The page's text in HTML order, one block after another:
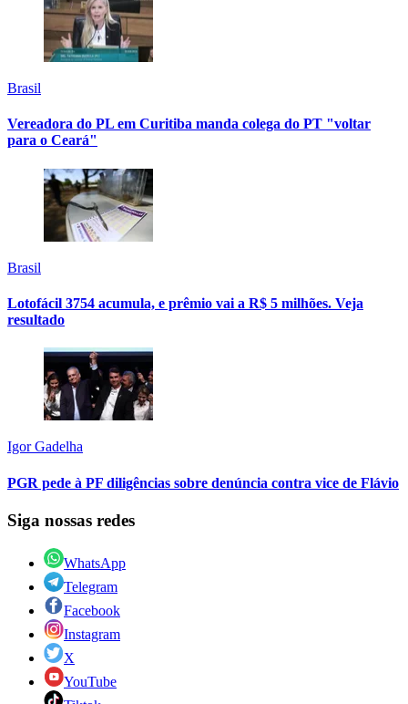
Brasil
Vereadora do PL em Curitiba manda colega do PT "voltar
para o Ceará"
Brasil
Lotofácil 3754 acumula, e prêmio vai a R$ 5 milhões. Veja
resultado
Igor Gadelha
PGR pede à PF diligências sobre denúncia contra vice de Flávio
Siga nossas redes
WhatsApp
Telegram
Facebook
Instagram
X
YouTube